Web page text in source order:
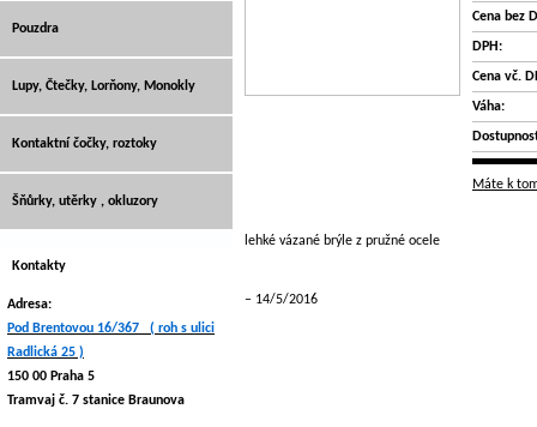
Cena bez
DPH:
Cena vč.
Váha:
Máte k
lehké vázané brýle z pružné ocele
14/5/2016
Pouzdra
Lupy, Čtečky, Lorňony, Monokly
Kontaktní čočky, roztoky
Šňůrky, utěrky , okluzory
Kontakty
Adresa:
Pod Brentovou 16/367 ( roh s ulici
Radlická 25 )
150 00 Praha 5
Tramvaj č. 7 stanice Braunova